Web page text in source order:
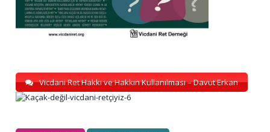
Vicdani Ret Hakkı ve Hakkın Kullanılması – Davut Erkan